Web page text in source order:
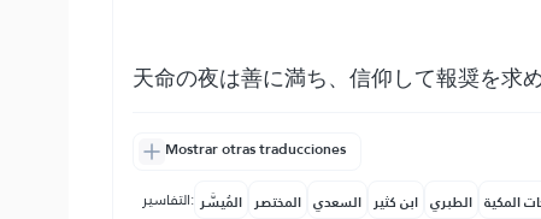
天命の夜は善に満ち、信仰して報奨を求
Mostrar otras traducciones
التفاسير: المُيسَّر المختصر السعدي ابن كثير الطبري المكية